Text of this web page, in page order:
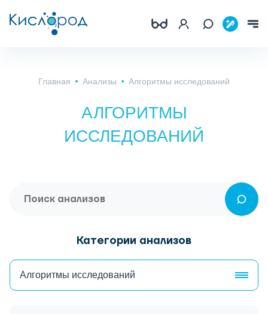
Главная Анализы Алгоритмы исследований
АЛГОРИТМЫ
ИССЛЕДОВАНИЙ
Категории анализов
Алгоритмы исследований